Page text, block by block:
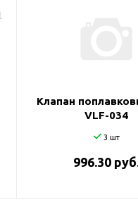
Клапан
VLF-034
3 шт
996.30